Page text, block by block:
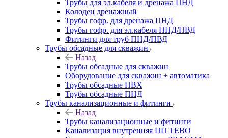
Трубы для эл.кабеля и дренажа ПНД
Колодец дренажный
Трубы гофр. для дренажа ПНД
Трубы гофр. для эл.кабеля ПНД/ПВД
Фитинги для труб ПНД/ПВД
Трубы обсадные для скважин
Назад
Трубы обсадные для скважин
Оборудование для скважин + автоматика
Трубы обсадные ПВХ
Трубы обсадные ПНД
Трубы канализационные и фитинги
Назад
Трубы канализационные и фитинги
Канализация внутренняя ПП TEBO